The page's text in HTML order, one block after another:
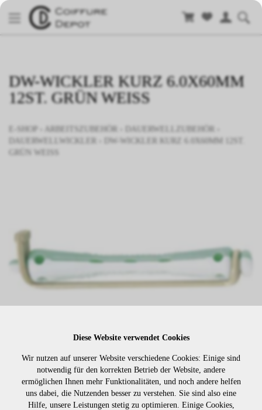
DW-WICKLER KURZ 6.0X60MM
12ST. GRÜN WEISS
DAUERWELLZUBEHÖR
DAUERWELLWICKLER
DW-WICKLER KURZ 6.0X60MM 12ST.
GRÜN WEISS
Lager:
Diese Website verwendet Cookies
Wir nutzen auf unserer Website verschiedene Cookies: Einige sind
notwendig für den korrekten Betrieb der Website, andere
ermöglichen Ihnen mehr Funktionalitäten, und noch andere helfen
uns dabei, die Nutzenden besser zu verstehen. Sie sind also eine
Hilfe, unsere Leistungen stetig zu optimieren. Einige Cookies,